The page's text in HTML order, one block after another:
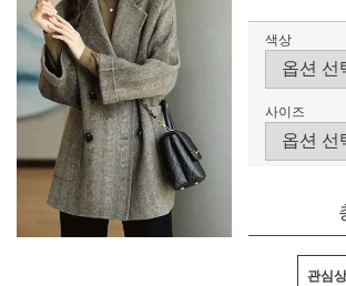
색상
사이즈
관심